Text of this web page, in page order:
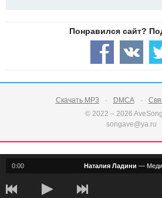
Скачать MP3 DMCA
© 2022 – 2026
songave@ya.ru
0:00 Наталия Ладини —